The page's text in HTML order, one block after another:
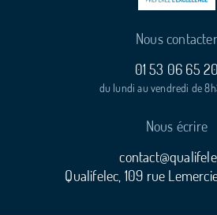
Nous contacter
01 53 06 65 20
du lundi au vendredi de
Nous écrire
Qualifelec, 109 rue